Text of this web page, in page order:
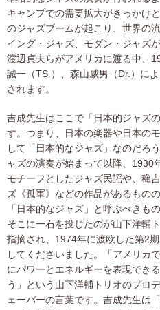
キャンプでの需要拡大がきっかけ
のジャズブームが起こり、世界の
イング・ジャズ、モダン・ジャズ
渡辺貞夫らがアメリカに渡る中、
誠一（TS.）、森山威男（Dr.）に
されます。
吉成先生はここで「日本的ジャズ
す。つまり、日本の楽器や日本の
して「日本的なジャズ」なのだろ
ャズの演奏が始まって以降、1930
モチーフとしたジャズ民謡や、穐
ズ《孤軍》などの作品があるもの
「日本的なジャズ」と呼ぶべきも
そこに一石を投じたのが山下洋輔
指摘され、1974年に渡欧した第2
してくださいました。「アメリカ
にパワーとエネルギーを表現でき
う」という山下洋輔トリオのプロ
ェーバーの言葉です。吉成先生は